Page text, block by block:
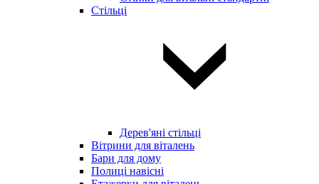
Стільці
Дерев'яні стільці
Вітрини для віталень
Бари для дому
Полиці навісні